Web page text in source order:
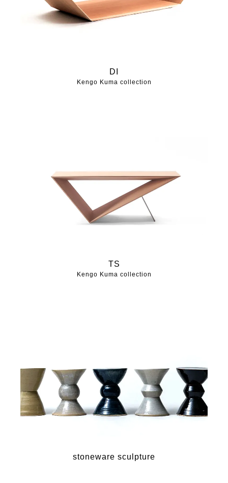
DI
Kengo Kuma collection
TS
Kengo Kuma collection
stoneware sculpture